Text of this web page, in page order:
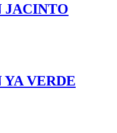
JACINTO
YA VERDE